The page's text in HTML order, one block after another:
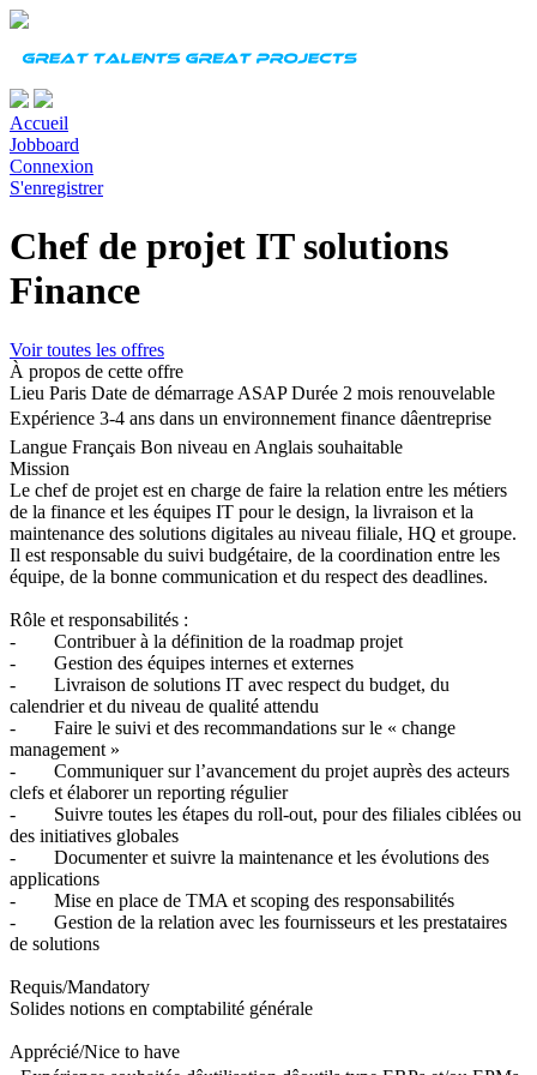
Accueil
Jobboard
Connexion
S'enregistrer
Chef de projet IT solutions
Finance
Voir toutes les offres
À propos de cette offre
Lieu Paris Date de démarrage ASAPDurée 2 mois renouvelable
Expérience 3-4 ans dans un environnement finance dâentreprise
Langue Français Bon niveau en Anglais souhaitable
Mission
Le chef de projet est en charge de faire la relation entre les métiers
de la finance et les équipes IT pour le design, la livraison et la
maintenance des solutions digitales au niveau filiale, HQ et groupe.
Il est responsable du suivi budgétaire, de la coordination entre les
équipe, de la bonne communication et du respect des deadlines.
Rôle et responsabilités :
- Contribuer à la définition de la roadmap projet
- Gestion des équipes internes et externes
- Livraison de solutions IT avec respect du budget, du
calendrier et du niveau de qualité attendu
- Faire le suivi et des recommandations sur le « change
management »
- Communiquer sur l’avancement du projet auprès des acteurs
clefs et élaborer un reporting régulier
- Suivre toutes les étapes du roll-out, pour des filiales ciblées ou
des initiatives globales
- Documenter et suivre la maintenance et les évolutions des
applications
- Mise en place de TMA et scoping des responsabilités
- Gestion de la relation avec les fournisseurs et les prestataires
de solutions
Requis/Mandatory
Solides notions en comptabilité générale
Apprécié/Nice to have